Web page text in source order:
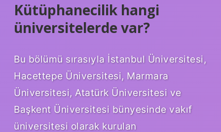
Kütüphanecilik hangi
üniversitelerde var?
Bu bölümü sırasıyla İstanbul Üniversitesi,
Hacettepe Üniversitesi, Marmara
Üniversitesi, Atatürk Üniversitesi ve
Başkent Üniversitesi bünyesinde vakıf
üniversitesi olarak kurulan